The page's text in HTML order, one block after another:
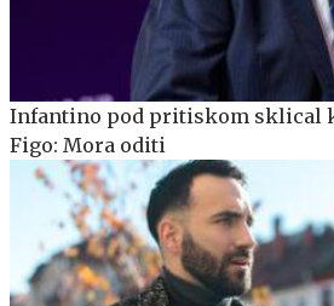
Infantino pod pritiskom sklical
Figo: Mora oditi